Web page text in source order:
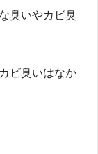
臭いやカビ臭
ビ臭いはなか